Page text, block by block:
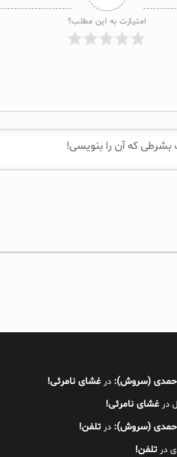
امتیازت به این مطلب؟
(سروش): درغشای نامرئی!
درغشای نامرئی!
(سروش): درتلفن!
درتلفن!